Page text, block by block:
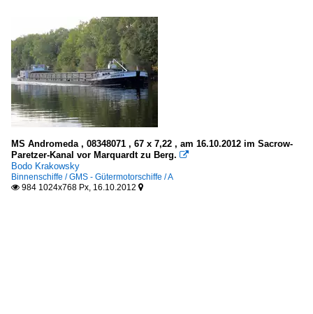
MS Andromeda , 08348071 , 67 x 7,22 , am 16.10.2012 im Sacrow-
Paretzer-Kanal vor Marquardt zu Berg. 
Bodo Krakowsky
Binnenschiffe / GMS - Gütermotorschiffe / A
 984 1024x768 Px, 16.10.2012 